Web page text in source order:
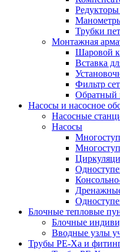
Трубки
Монтажная
Шаровой
Вставка
Фильтр
Обратный
Насосы и насосное
Насосные
Насосы
Блочные тепловые
Блочные
Вводные узлы
Трубы РЕ-Ха и